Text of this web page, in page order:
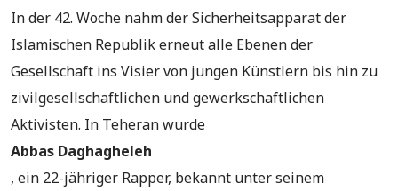
In der 42. Woche nahm der Sicherheitsapparat der
Islamischen Republik erneut alle Ebenen der
Gesellschaft ins Visier von jungen Künstlern bis hin zu
zivilgesellschaftlichen und gewerkschaftlichen
Aktivisten. In Teheran wurde
Abbas Daghagheleh
, ein 22-jähriger Rapper, bekannt unter seinem